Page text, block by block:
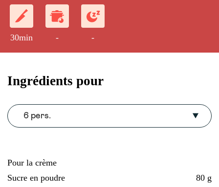
30min - -
Ingrédients pour
6 pers.
Pour la crème
Sucre en poudre
80 g